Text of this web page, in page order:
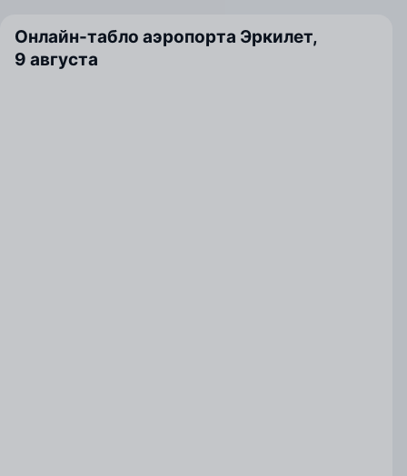
Онлайн-табло аэропорта Эркилет,
9 августа